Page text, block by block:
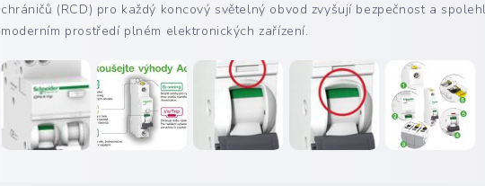
chráničů (RCD) pro každý koncový světelný obvod zvyšují bezpečnost a
moderním prostředí plném elektronických zařízení.